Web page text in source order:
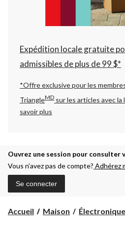
à
Expédition locale gratuite
admissibles de plus de 99 $*
*Offre exclusive pour les
TriangleMD sur les articles avec
savoir plus
Ouvrez une session pour consulter
Vous n’avez pas de compte? Adhérez
Se connecter
Accueil Maison Électronique